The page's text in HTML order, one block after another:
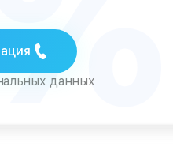
данных